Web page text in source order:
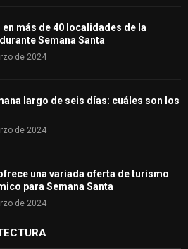
en más de 40 localidades de la
Semana Santa
de 2024
largo de seis días: cuáles son los
de 2024
una variada oferta de turismo
para Semana Santa
de 2024